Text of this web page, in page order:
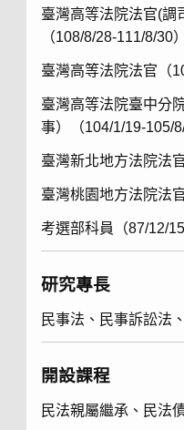
臺灣高等法院法官(調
（108/8/28-111/8/30）
臺灣高等法院法官（
臺灣高等法院臺中分
事）（104/1/19-105/8/
臺灣新北地方法院法
臺灣桃園地方法院法
考選部科員（87/12/
研究專長
民事法、民事訴訟法
開設課程
民法親屬繼承、民法